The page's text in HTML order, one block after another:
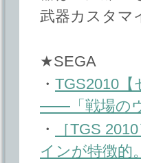
武器カスタマ
★SEGA
・ TGS2010
――「戦場の
・
［TGS
インが特徴的